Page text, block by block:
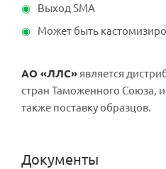
Выход SMA
Может быть
АО «ЛЛС» является
стран Таможенного Союза,
также поставку образцов.
Документы